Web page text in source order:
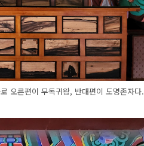
오른편이 무독귀왕, 반대편이 도명존자다.